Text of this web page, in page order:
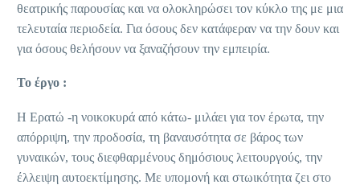
θεατρικής παρουσίας και να ολοκληρώσει τον κύκλο της με μια
τελευταία περιοδεία. Για όσους δεν κατάφεραν να την δουν και
για όσους θελήσουν να ξαναζήσουν την εμπειρία.
Το έργο :
Η Ερατώ -η νοικοκυρά από κάτω- μιλάει για τον έρωτα, την
απόρριψη, την προδοσία, τη βαναυσότητα σε βάρος των
γυναικών, τους διεφθαρμένους δημόσιους λειτουργούς, την
έλλειψη αυτοεκτίμησης. Με υπομονή και στωικότητα ζει στο